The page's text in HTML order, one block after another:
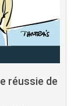
réussie de